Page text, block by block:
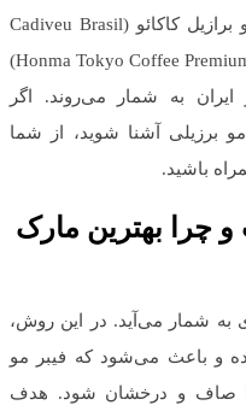
در حال حاضر، محصولاتی چون کادیوو برازیل کاکائو (Cadiveu Brasil
Cacau) و هونما توکیو کراتین قهوه‌ای (Honma Tokyo Coffee Premium)
ایران به شمار می‌روند. اگر
مو برزیلی آشنا شوید، از شما
باشید.
چرا بهترین مارک
به شمار می‌‌آید. در این روش،
و باعث می‌شود که فیبر مو
صاف و درخشان شود. هدف